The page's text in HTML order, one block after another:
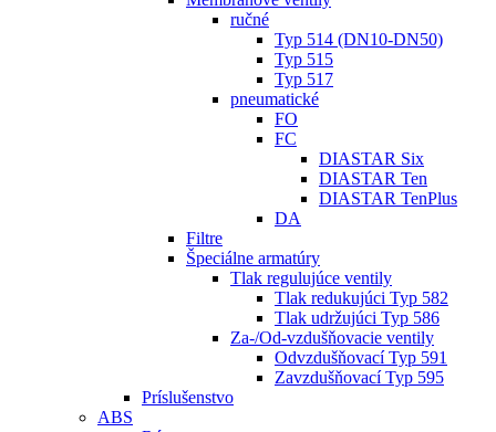
ručné
Typ 514 (DN10-DN50)
Typ 515
Typ 517
pneumatické
FO
FC
DIASTAR Six
DIASTAR Ten
DIASTAR TenPlus
DA
Filtre
Špeciálne armatúry
Tlak regulujúce ventily
Tlak redukujúci Typ 582
Tlak udržujúci Typ 586
Za-/Od-vzdušňovacie ventily
Odvzdušňovací Typ 591
Zavzdušňovací Typ 595
Príslušenstvo
ABS